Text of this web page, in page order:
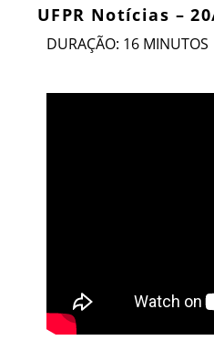
UFPR Notícias –
DURAÇÃO: 16 MINUTOS